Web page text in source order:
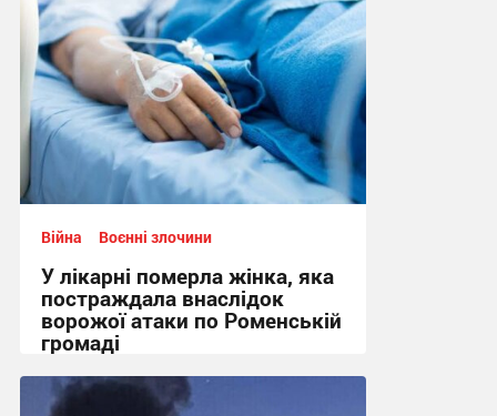
Війна Воєнні злочини
У лікарні померла жінка, яка
постраждала внаслідок
ворожої атаки по Роменській
громаді
11:44, 1.08.2026